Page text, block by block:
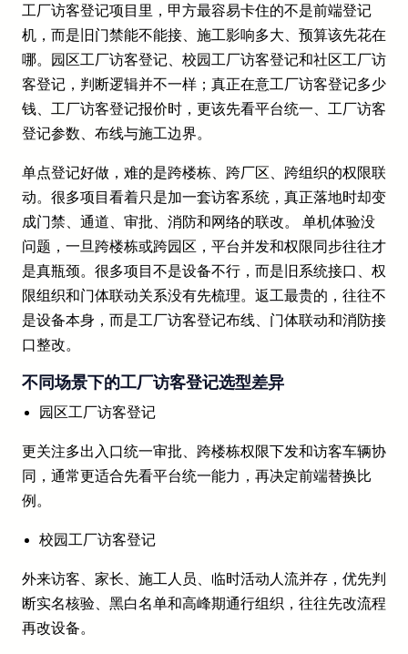
工厂访客登记项目里，甲方最容易卡住的不是前端登记
机，而是旧门禁能不能接、施工影响多大、预算该先花在
哪。园区工厂访客登记、校园工厂访客登记和社区工厂访
客登记，判断逻辑并不一样；真正在意工厂访客登记多少
钱、工厂访客登记报价时，更该先看平台统一、工厂访客
登记参数、布线与施工边界。
单点登记好做，难的是跨楼栋、跨厂区、跨组织的权限联
动。很多项目看着只是加一套访客系统，真正落地时却变
成门禁、通道、审批、消防和网络的联改。 单机体验没
问题，一旦跨楼栋或跨园区，平台并发和权限同步往往才
是真瓶颈。很多项目不是设备不行，而是旧系统接口、权
限组织和门体联动关系没有先梳理。返工最贵的，往往不
是设备本身，而是工厂访客登记布线、门体联动和消防接
口整改。
不同场景下的工厂访客登记选型差异
园区工厂访客登记
更关注多出入口统一审批、跨楼栋权限下发和访客车辆协
同，通常更适合先看平台统一能力，再决定前端替换比
例。
校园工厂访客登记
外来访客、家长、施工人员、临时活动人流并存，优先判
断实名核验、黑白名单和高峰期通行组织，往往先改流程
再改设备。